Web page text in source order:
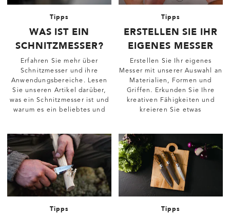
Tipps
WAS IST EIN
SCHNITZMESSER?
Erfahren Sie mehr über
Schnitzmesser und ihre
Anwendungsbereiche. Lesen
Sie unseren Artikel darüber,
was ein Schnitzmesser ist und
warum es ein beliebtes und
Aktivitäten ist.
Tipps
ERSTELLEN SIE IHR
EIGENES MESSER
Erstellen Sie Ihr eigenes
Messer mit unserer Auswahl an
Materialien, Formen und
Griffen. Erkunden Sie Ihre
kreativen Fähigkeiten und
kreieren Sie etwas
Tipps Tipps